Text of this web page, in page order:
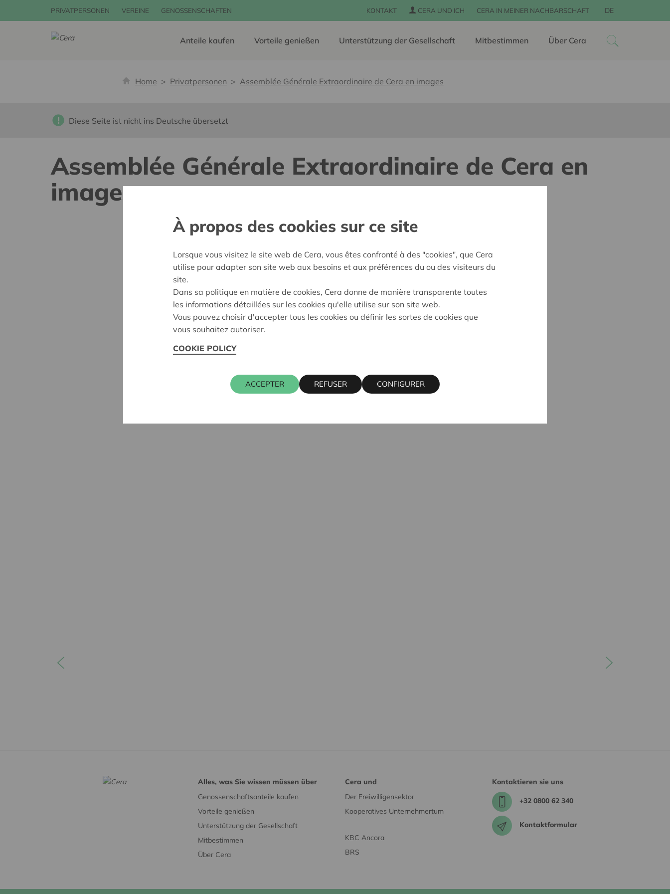
PRIVATPERSONEN VEREINE GENOSSENSCHAFTEN KONTAKT CERA UND ICH CERA IN MEINER NACHBARSCHAFT DE
Anteile kaufen Vorteile genießen Unterstützung der Gesellschaft Mitbestimmen Über Cera
Home Privatpersonen Assemblée Générale Extraordinaire de Cera en images
Diese Seite ist nicht ins Deutsche übersetzt
Assemblée Générale Extraordinaire de Cera en
images
Alles, was Sie wissen müssen über
Genossenschaftsanteile kaufen
Vorteile genießen
Unterstützung der Gesellschaft
Mitbestimmen
Über Cera
Cera und
Der Freiwilligensektor
Kooperatives Unternehmertum
KBC Ancora
BRS
Kontaktieren sie uns
+32 0800 62 340
Kontaktformular
À propos des cookies sur ce site
Lorsque vous visitez le site web de Cera, vous êtes confronté à des "cookies", que Cera
utilise pour adapter son site web aux besoins et aux préférences du ou des visiteurs du
site.
Dans sa politique en matière de cookies, Cera donne de manière transparente toutes
les informations détaillées sur les cookies qu'elle utilise sur son site web.
Vous pouvez choisir d'accepter tous les cookies ou définir les sortes de cookies que
vous souhaitez autoriser.
COOKIE POLICY
ACCEPTER REFUSER CONFIGURER